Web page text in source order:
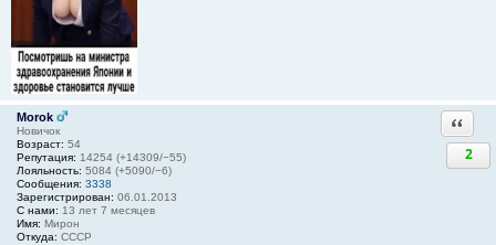
Morok
Новичок
Возраст: 54
Репутация: 14254 (+14309/−55)
Лояльность: 5084 (+5090/−6)
Сообщения: 3338
Зарегистрирован: 06.01.2013
С нами: 13 лет 7 месяцев
Имя: Мирон
Откуда: СССР
2